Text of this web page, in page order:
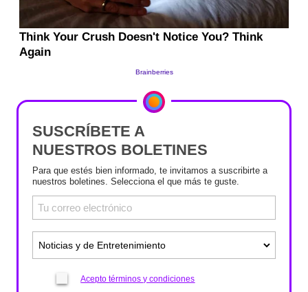
SUSCRÍBETE A
NUESTROS BOLETINES
Para que estés bien informado, te invitamos a suscribirte a
nuestros boletines. Selecciona el que más te guste.
Acepto términos y condiciones